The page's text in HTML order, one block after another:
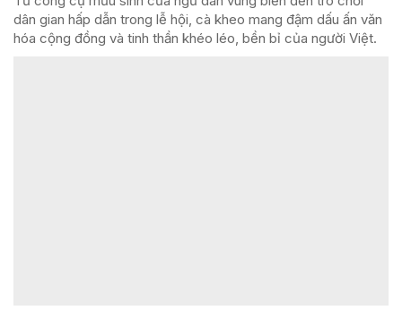
dân gian hấp dẫn trong lễ hội, cà kheo mang đậm dấu ấn văn
hóa cộng đồng và tinh thần khéo léo, bền bỉ của người Việt.